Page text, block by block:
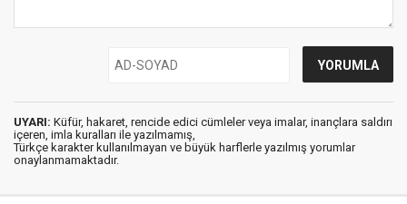
UYARI: Küfür, hakaret, rencide edici cümleler veya imalar, inançlara saldırı
içeren, imla kuralları ile yazılmamış,
Türkçe karakter kullanılmayan ve büyük harflerle yazılmış yorumlar
onaylanmamaktadır.